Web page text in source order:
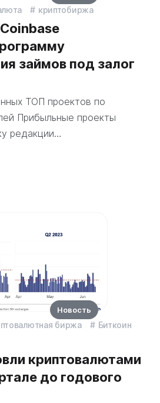
криптобиржа
займов под залог
ТОП проектов по
Прибыльные проекты
редакции…
биржа
Биткоин
криптовалютами
до годового
Новость